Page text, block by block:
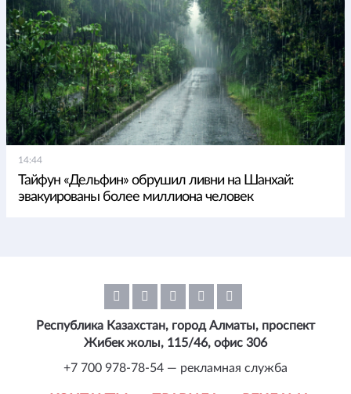
14:44
Тайфун «Дельфин» обрушил ливни на Шанхай:
эвакуированы более миллиона человек
Республика Казахстан, город Алматы, проспект
Жибек жолы, 115/46, офис 306
+7 700 978-78-54 — рекламная служба